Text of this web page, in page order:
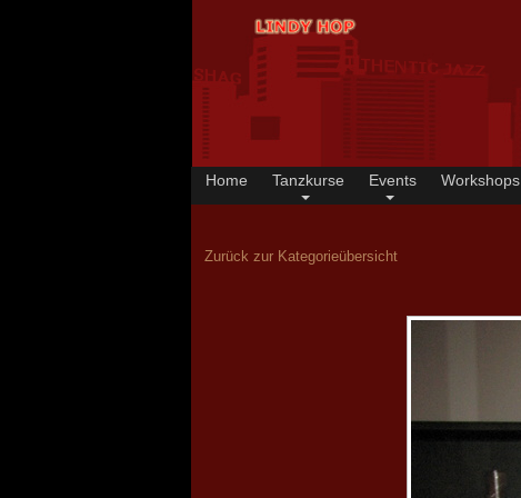
Home Tanzkurse Events Workshops
Zurück zur Kategorieübersicht